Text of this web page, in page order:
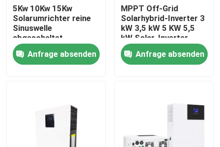
Qualitätskontrolle
Kontakt
Batterie des Lithium-Ionlifepo4
5Kw 10Kw 15Kw
Solarumrichter reine
Sinuswelle
abgeschaltet
Solarhybridumrichter
3 PhaseAnfrage absenden
MPPT Off-Grid
Solarhybrid-Inverter 3
kW 3,5 kW 5 KW 5,5
kW Solar-Inverter
Anfrage absenden